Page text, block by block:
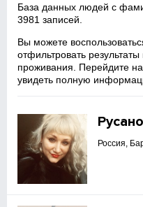
База данных людей с
3981 записей.
Вы можете
отфильтровать
проживания. Перейдите
увидеть полную
Россия,